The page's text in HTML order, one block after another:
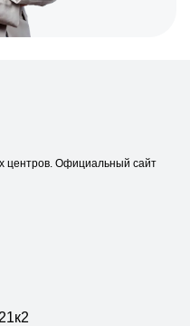
центров. Официальный сайт